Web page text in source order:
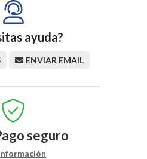
ayuda?
ENVIAR EMAIL
seguro